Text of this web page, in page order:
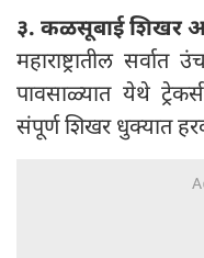
३. कळसूबाई शिखर
महाराष्ट्रातील
पावसाळ्यात येथे
संपूर्ण शिखर धुक्यात